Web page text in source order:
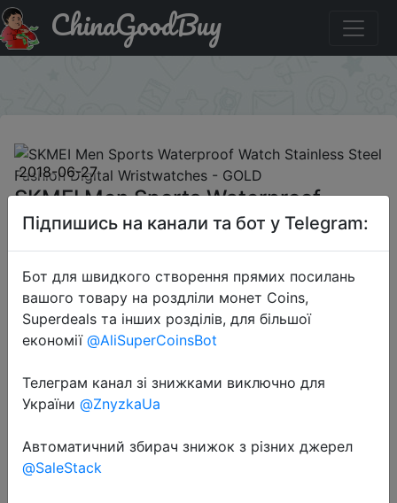
Придбати по акціи SKMEI Men Sports Waterproof Watch
Stainless Steel Fashion Digital Wristwatches - GOLD
ChinaGoodBuy
2018-06-27
SKMEI Men Sports Waterproof
Watch Stainless Steel Fashion
Digital Wristwatches - GOLD
$7.99
Email Only
Підпишись на канали та бот у Telegram:
Бот для швидкого створення прямих посилань
вашого товару на роздліли монет Coins,
Superdeals та інших розділів, для більшої
економії @AliSuperCoinsBot
Телеграм канал зі знижками виключно для
України @ZnyzkaUa
Автоматичний збирач знижок з різних джерел
@SaleStack